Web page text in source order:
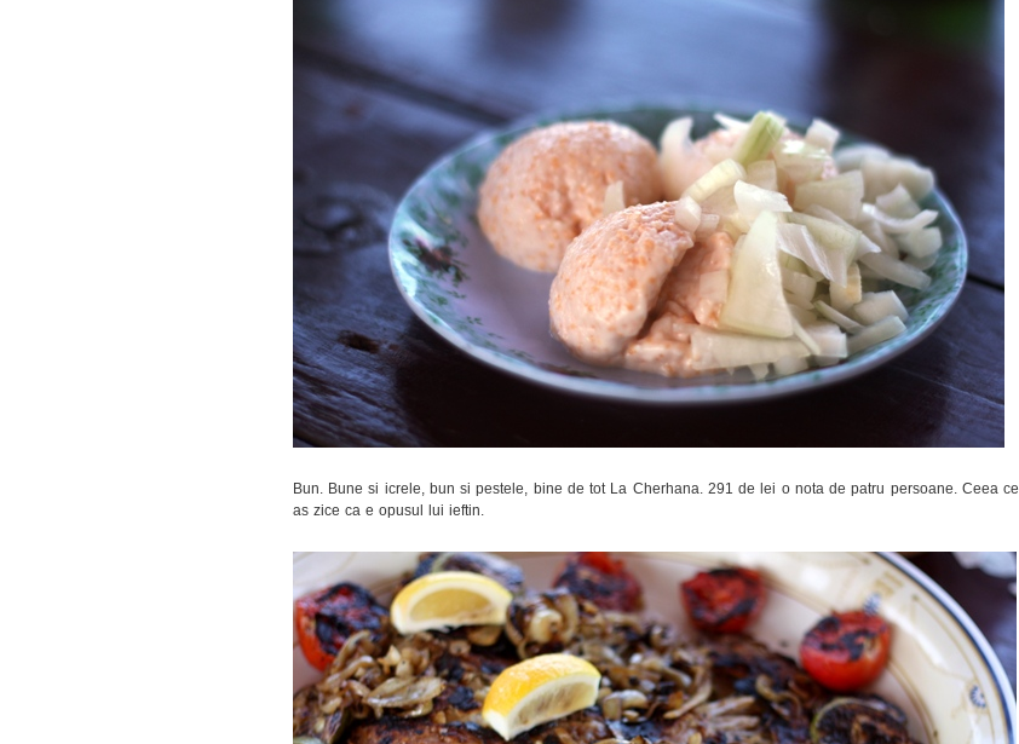
Bun. Bune si icrele, bun si pestele, bine de tot La Cherhana. 291 de lei o nota de patru persoane. Ceea ce
as zice ca e opusul lui ieftin.